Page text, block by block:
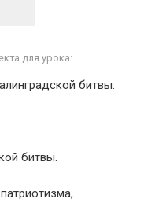
для урока:
битвы.
битвы.